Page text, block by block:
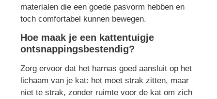
materialen die een goede pasvorm hebben en
toch comfortabel kunnen bewegen.
Hoe maak je een kattentuigje
ontsnappingsbestendig?
Zorg ervoor dat het harnas goed aansluit op het
lichaam van je kat: het moet strak zitten, maar
niet te strak, zonder ruimte voor de kat om zich